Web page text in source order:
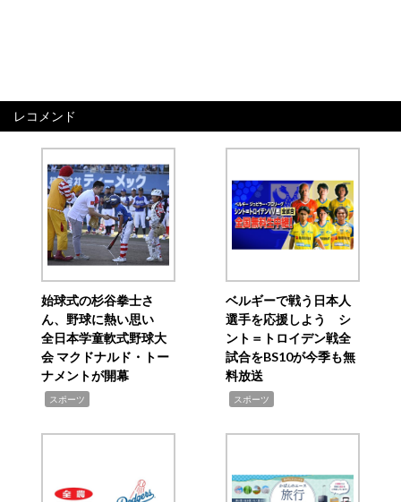
レコメンド
始球式の杉谷拳士さ
ん、野球に熱い思い
全日本学童軟式野球大
会 マクドナルド・トー
ナメントが開幕
スポーツ
ベルギーで戦う日本人
選手を応援しよう シ
ント＝トロイデン戦全
試合をBS10が今季も無
料放送
スポーツ